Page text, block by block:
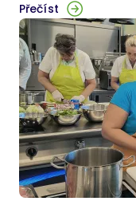
Přečíst